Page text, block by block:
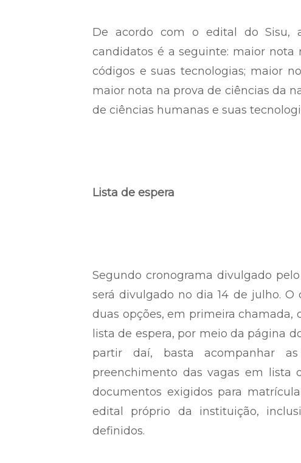
De acordo com o edital do Sisu,
candidatos é a seguinte: maior
códigos e suas tecnologias; maior
maior nota na prova de ciências da
de ciências humanas e suas
Lista de espera
Segundo cronograma divulgado
será divulgado no dia 14 de julho.
duas opções, em primeira chamada,
lista de espera, por meio da página
partir daí, basta acompanhar
preenchimento das vagas em lista
documentos exigidos para
edital próprio da instituição,
definidos.